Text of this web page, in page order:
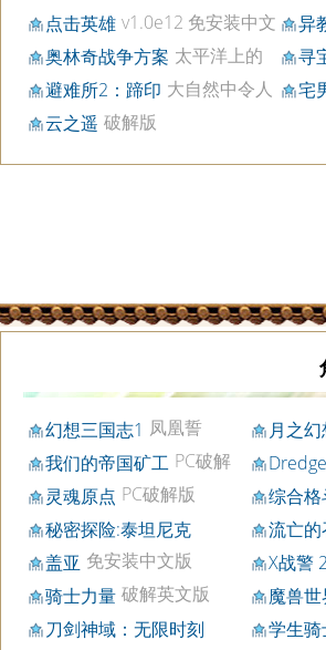
点击英雄 v1.0e12 免安装中文
版
异
装中
奥林奇战争方案 太平洋上的
无畏舰硬盘版
寻
避难所2：蹄印 大自然中令人
感动的故事
宅
云之遥 破解版
幻想三国志1 凤凰誓 月之幻
我们的帝国矿工 PC破解
版灵魂原点 PC破解版
综合
秘密探险:泰坦尼克
流亡
盖亚 免安装中文版
X战警
骑士力量 破解英文版 魔兽
刀剑神域：无限时刻
学生骑